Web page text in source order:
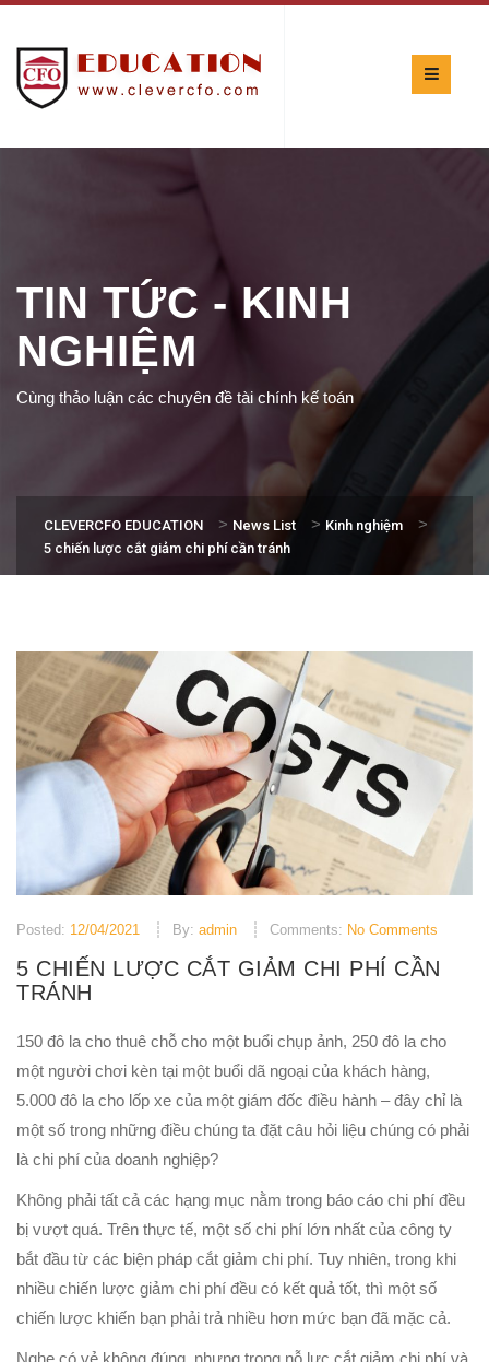
TIN TỨC - KINH
NGHIỆM
Cùng thảo luận các chuyên đề tài chính kế toán
CLEVERCFO EDUCATION > News List > Kinh nghiệm >
5 chiến lược cắt giảm chi phí cần tránh
Posted: 12/04/2021 By: admin Comments: No Comments
5 CHIẾN LƯỢC CẮT GIẢM CHI PHÍ CẦN
TRÁNH
150 đô la cho thuê chỗ cho một buổi chụp ảnh, 250 đô la cho
một người chơi kèn tại một buổi dã ngoại của khách hàng,
5.000 đô la cho lốp xe của một giám đốc điều hành – đây chỉ là
một số trong những điều chúng ta đặt câu hỏi liệu chúng có phải
là chi phí của doanh nghiệp?
Không phải tất cả các hạng mục nằm trong báo cáo chi phí đều
bị vượt quá. Trên thực tế, một số chi phí lớn nhất của công ty
bắt đầu từ các biện pháp cắt giảm chi phí. Tuy nhiên, trong khi
nhiều chiến lược giảm chi phí đều có kết quả tốt, thì một số
chiến lược khiến bạn phải trả nhiều hơn mức bạn đã mặc cả.
Nghe có vẻ không đúng, nhưng trong nỗ lực cắt giảm chi phí và